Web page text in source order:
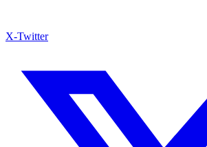
X-Twitter